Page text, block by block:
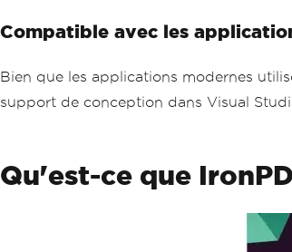
Compatible avec les
Bien que les applications modernes
support de conception dans Visual
Qu'est-ce que